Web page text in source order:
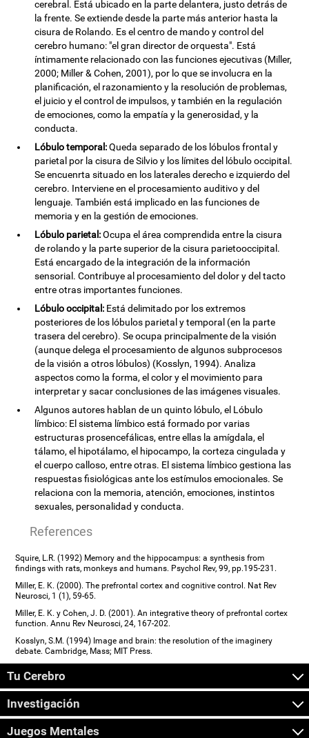
cerebral. Está ubicado en la parte delantera, justo detrás de
la frente. Se extiende desde la parte más anterior hasta la
cisura de Rolando. Es el centro de mando y control del
cerebro humano: "el gran director de orquesta". Está
íntimamente relacionado con las funciones ejecutivas (Miller,
2000; Miller & Cohen, 2001), por lo que se involucra en la
planificación, el razonamiento y la resolución de problemas,
el juicio y el control de impulsos, y también en la regulación
de emociones, como la empatía y la generosidad, y la
conducta.
Lóbulo temporal:Queda separado de los lóbulos frontal y
parietal por la cisura de Silvio y los límites del lóbulo occipital.
Se encuenrta situado en los laterales derecho e izquierdo del
cerebro. Interviene en el procesamiento auditivo y del
lenguaje. También está implicado en las funciones de
memoria y en la gestión de emociones.
Lóbulo parietal:Ocupa el área comprendida entre la cisura
de rolando y la parte superior de la cisura parietooccipital.
Está encargado de la integración de la información
sensorial. Contribuye al procesamiento del dolor y del tacto
entre otras importantes funciones.
Lóbulo occipital: Está delimitado por los extremos
posteriores de los lóbulos parietal y temporal (en la parte
trasera del cerebro). Se ocupa principalmente de la visión
(aunque delega el procesamiento de algunos subprocesos
de la visión a otros lóbulos) (Kosslyn, 1994). Analiza
aspectos como la forma, el color y el movimiento para
interpretar y sacar conclusiones de las imágenes visuales.
Algunos autores hablan de un quinto lóbulo, el Lóbulo
límbico: El sistema límbico está formado por varias
estructuras prosencefálicas, entre ellas la amígdala, el
tálamo, el hipotálamo, el hipocampo, la corteza cingulada y
el cuerpo calloso, entre otras. El sistema límbico gestiona las
respuestas fisiológicas ante los estímulos emocionales. Se
relaciona con la memoria, atención, emociones, instintos
sexuales, personalidad y conducta.
References
Squire, L.R. (1992) Memory and the hippocampus: a synthesis from
findings with rats, monkeys and humans. Psychol Rev, 99, pp.195-231.
Miller, E. K. (2000). The prefrontal cortex and cognitive control. Nat Rev
Neurosci, 1 (1), 59-65.
Miller, E. K. y Cohen, J. D. (2001). An integrative theory of prefrontal cortex
function. Annu Rev Neurosci, 24, 167-202.
Kosslyn, S.M. (1994) Image and brain: the resolution of the imaginery
debate. Cambridge, Mass; MIT Press.
Tu Cerebro
Investigación
Juegos Mentales